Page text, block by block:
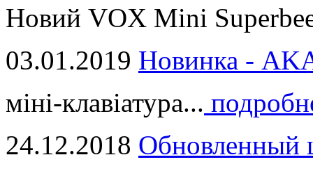
Новий VOX Mini
03.01.2019 Новинка -
міні-клавіатура...
24.12.2018 Обновленный